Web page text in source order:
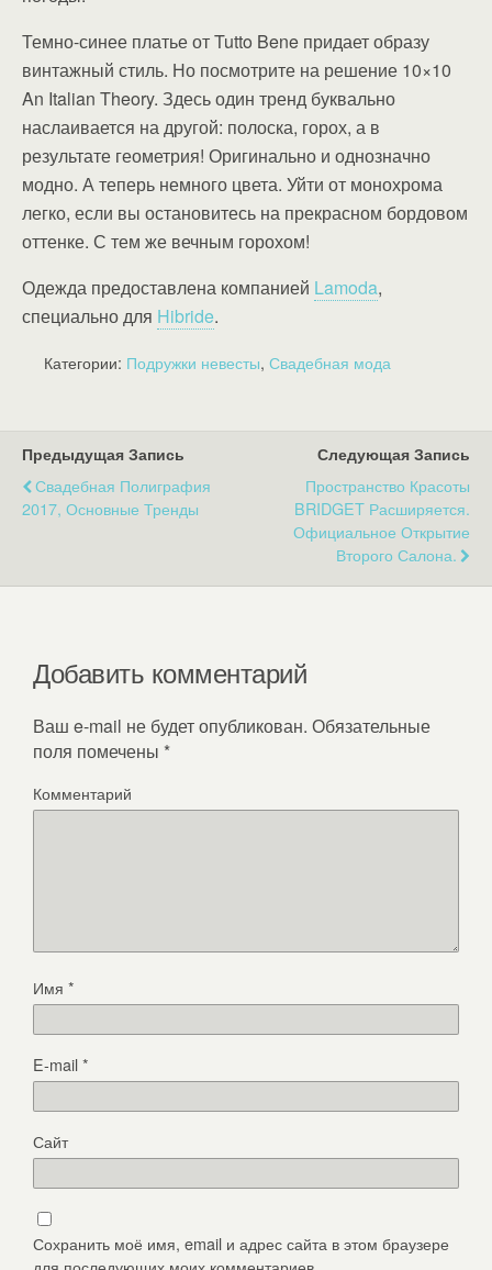
Темно-синее платье от Tutto Bene придает образу
винтажный стиль. Но посмотрите на решение 10×10
An Italian Theory. Здесь один тренд буквально
наслаивается на другой: полоска, горох, а в
результате геометрия! Оригинально и однозначно
модно. А теперь немного цвета. Уйти от монохрома
легко, если вы остановитесь на прекрасном бордовом
оттенке. С тем же вечным горохом!
Одежда предоставлена компанией Lamoda,
специально для Hibride.
Категории: Подружки невесты, Свадебная мода
Предыдущая Запись
Свадебная Полиграфия
2017, Основные Тренды
Следующая Запись
Пространство Красоты
BRIDGET Расширяется.
Официальное Открытие
Второго Салона.
Добавить комментарий
Ваш e-mail не будет опубликован. Обязательные
поля помечены *
Комментарий
Имя *
E-mail*
Сайт
Сохранить моё имя, email и адрес сайта в этом браузере